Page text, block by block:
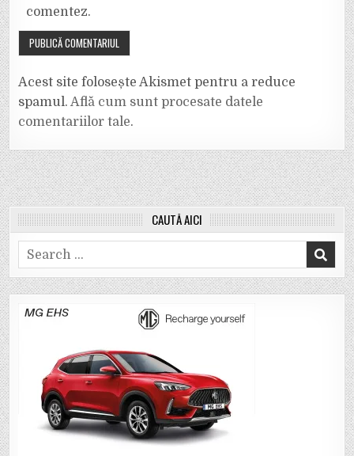
comentez.
Acest site folosește Akismet pentru a reduce
spamul.Află cum sunt procesate datele
comentariilor tale.
CAUTĂ AICI
Search
for: